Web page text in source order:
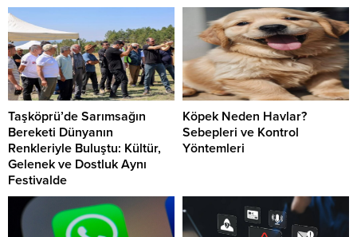
Taşköprü’de Sarımsağın
Bereketi Dünyanın
Renkleriyle Buluştu: Kültür,
Gelenek ve Dostluk Aynı
Festivalde
Köpek Neden Havlar?
Sebepleri ve Kontrol
Yöntemleri